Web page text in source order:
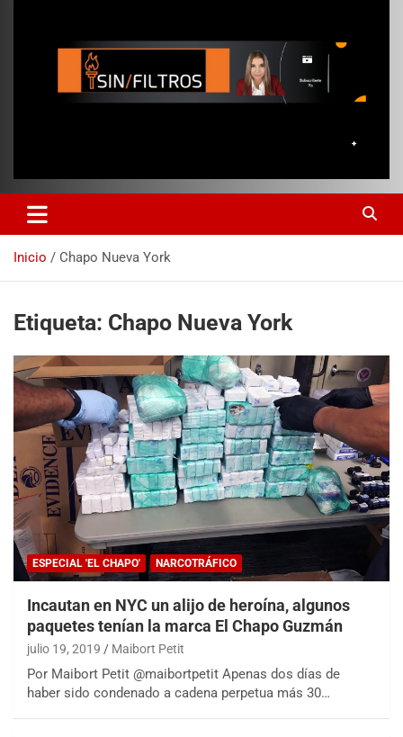
Inicio Chapo Nueva York
Etiqueta: Chapo Nueva York
ESPECIAL 'EL CHAPO' NARCOTRÁFICO
Incautan en NYC un alijo de heroína, algunos
paquetes tenían la marca El Chapo Guzmán
julio 19, 2019 Maibort Petit
Por Maibort Petit @maibortpetit Apenas dos días de
haber sido condenado a cadena perpetua más 30…